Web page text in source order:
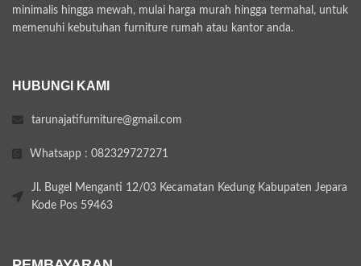
minimalis hingga mewah, mulai harga murah hingga termahal, untuk
memenuhi kebutuhan furniture rumah atau kantor anda.
HUBUNGI KAMI
tarunajatifurniture@gmail.com
Whatsapp : 082329727271
Jl. Bugel Menganti 12/03 Kecamatan Kedung Kabupaten Jepara
Kode Pos 59463